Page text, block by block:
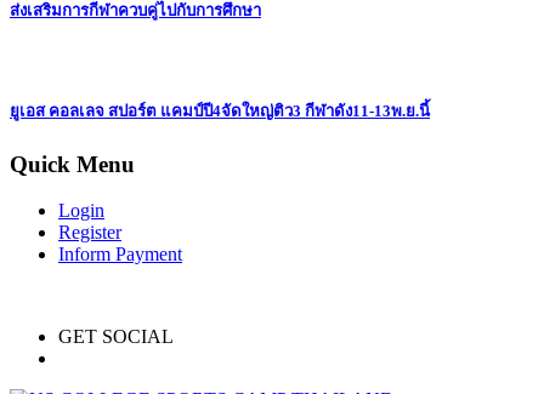
ส่งเสริมการกีฬาควบคู่ไปกับการศึกษา
ยูเอส คอลเลจ สปอร์ต แคมป์ปี4จัดใหญ่ติว3 กีฬาดัง11-13พ.ย.นี้
Quick Menu
Login
Register
Inform Payment
GET SOCIAL